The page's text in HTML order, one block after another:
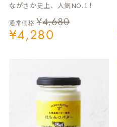
ながさか史上、人気NO.1！
通常価格 ¥4,680
¥4,280